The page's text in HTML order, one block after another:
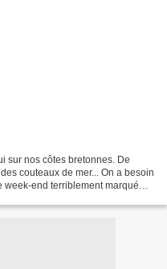
sur nos côtes bretonnes. De
couteaux de mer... On a besoin
week-end terriblement marqué